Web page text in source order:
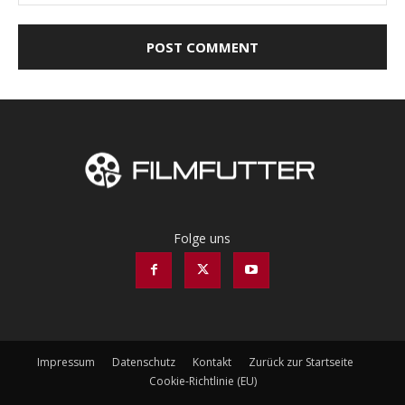
Folge uns
Impressum Datenschutz Kontakt
Zurück zur Startseite
Cookie-Richtlinie (EU)